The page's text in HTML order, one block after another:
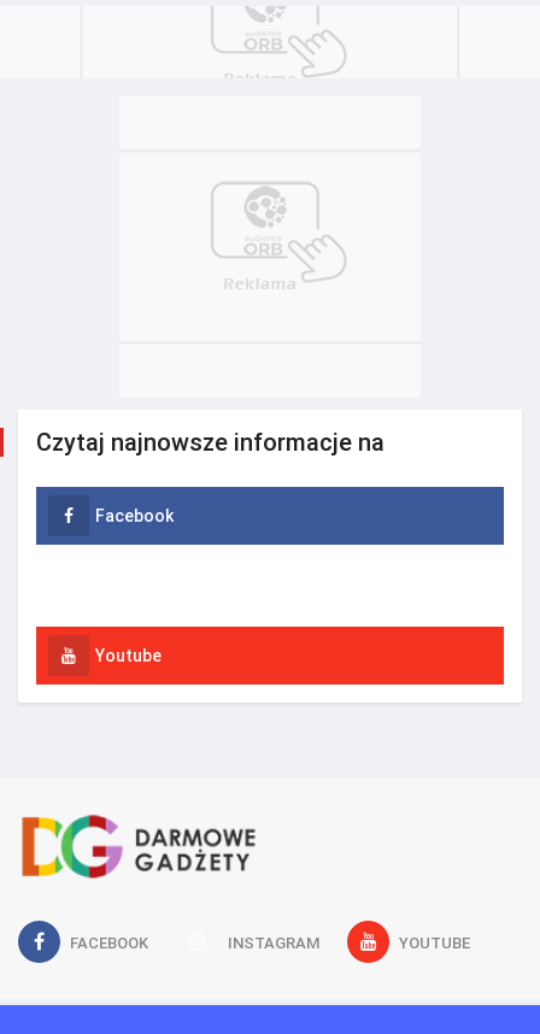
Czytaj najnowsze informacje na
Facebook
Youtube
FACEBOOK INSTAGRAM YOUTUBE